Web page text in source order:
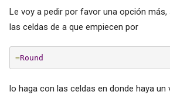
Le voy a pedir por favor una opción
las celdas de a que empiecen por
=Round
lo haga con las celdas en donde haya un